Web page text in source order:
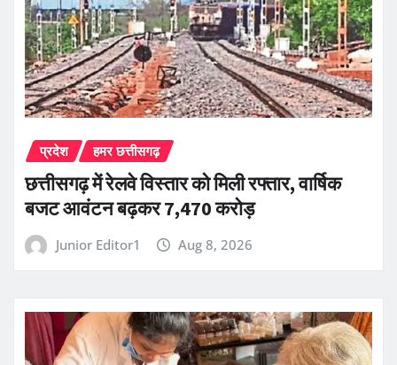
प्रदेश हमर छत्तीसगढ़
छत्तीसगढ़ में रेलवे विस्तार को मिली रफ्तार, वार्षिक
बजट आवंटन बढ़कर 7,470 करोड़
Junior Editor1 Aug 8, 2026